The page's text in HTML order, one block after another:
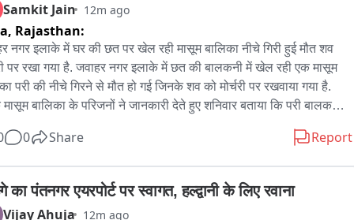
सहित पूरे मामले की जांच कर रही है。
घायल महिला का सआदत अस्पताल में उपचार चल रहा है। वहीं, गांव में
को ‘डायन’ बताए जाने और उसके साथ मारपीट के आरोप ने घटना को गंभीर बना
02 शंकर लाल महिला का बेटा
Samkit Jain 12m ago
Rajasthan:
नगर इलाके में घर की छत पर खेल रही मासूम बालिका नीचे गिरी हुई मौत शव
पर रखा गया है. जवाहर नगर इलाके में छत की बालकनी में खेल रही एक मासूम
परी की नीचे गिरने से मौत हो गई जिनके शव को मोर्चरी पर रखवाया गया है.
बालिका के परिजनों ने जानकारी देते हुए शनिवार बताया कि परी बालकनी में
उसकी मौत हो गई उसके शव को मोर्चरी पर रखवाया गया है पुलिस मामले की
0 Share Report
पंतनगर एयरपोर्ट पर स्वागत, हल्द्वानी के लिए रवाना
Vijay Ahuja 12m ago